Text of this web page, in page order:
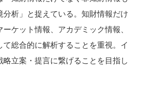
析」と捉えている。知財情報だけ
ケット情報、アカデミック情報、
総合的に解析することを重視。イ
略立案・提言に繋げることを目指し